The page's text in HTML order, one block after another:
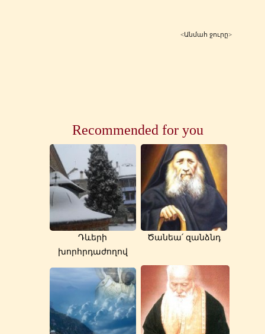
<Անմահ ջուրը>
Recommended for you
Դևերի
խորհրդաժողով
Ծանեա՛ զանձնդ